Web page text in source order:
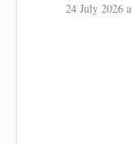
24 July 2026